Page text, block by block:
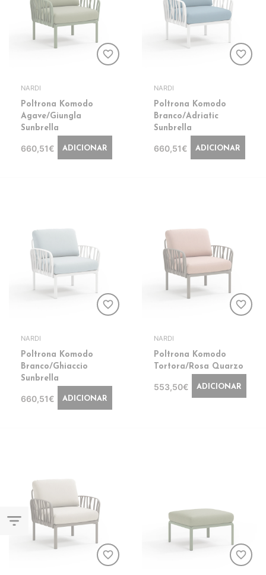
filter_list
favorite_border
NARDI
Poltrona Komodo
Agave/Giungla
Sunbrella
660,51€ ADICIONAR
favorite_border
NARDI
Poltrona Komodo
Branco/Adriatic
Sunbrella
660,51€ ADICIONAR
favorite_border
NARDI
Poltrona Komodo
Branco/Ghiaccio
Sunbrella
660,51€ ADICIONAR
favorite_border
NARDI
Poltrona Komodo
Tortora/Rosa Quarzo
553,50€ ADICIONAR
favorite_border favorite_border